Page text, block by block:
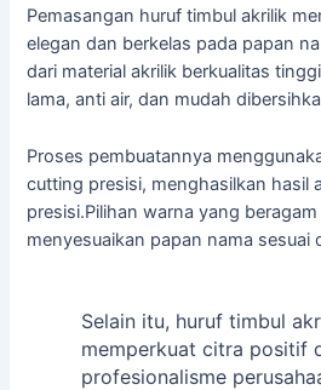
Pemasangan huruf timbul akrilik
elegan dan berkelas pada papan
dari material akrilik berkualitas
lama, anti air, dan mudah
Proses pembuatannya
cutting presisi, menghasilkan hasil
presisi.Pilihan warna yang
menyesuaikan papan nama sesuai
Selain itu, huruf timbul
memperkuat citra positif
profesionalisme